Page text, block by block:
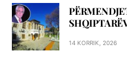
14 KORRIK, 2026